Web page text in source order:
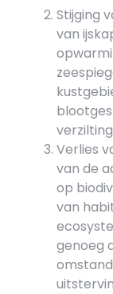
Stijging
van
Verlies
van de
op
van
genoeg